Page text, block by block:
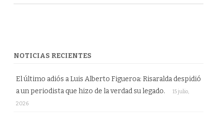
NOTICIAS RECIENTES
El último adiós a Luis Alberto Figueroa: Risaralda despidió
a un periodista que hizo de la verdad su legado.
15 julio,
2026